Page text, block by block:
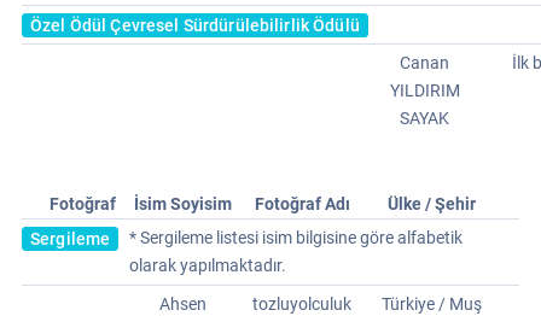
Özel Ödül Çevresel Sürdürülebilirlik Ödülü
Canan
YILDIRIM
SAYAK
İlk
Fotoğraf İsim Soyisim Fotoğraf Adı
Ülke / Şehir
Sergileme
* Sergileme listesi isim bilgisine göre alfabetik
olarak yapılmaktadır.
Ahsen
tozluyolculuk Türkiye / Muş